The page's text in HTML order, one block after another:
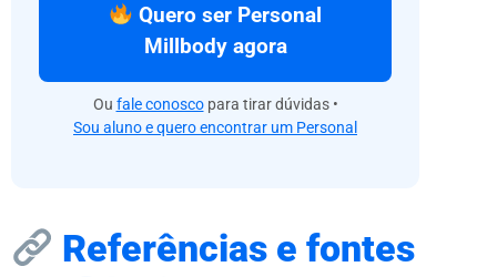
Quero ser Personal
Millbody agora
Ou fale conoscopara tirar dúvidas •
Sou aluno e quero encontrar um Personal
Referências e fontes